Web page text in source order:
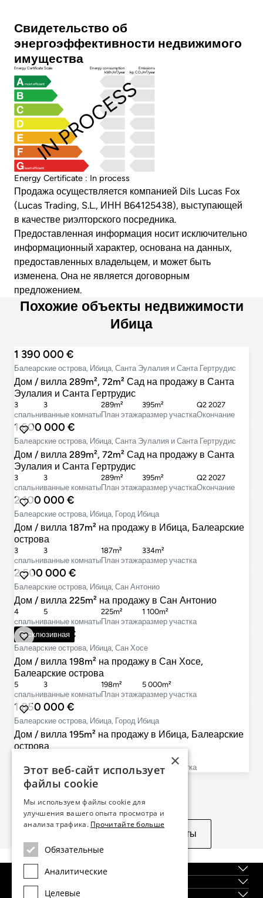
Свидетельство об
энергоэффективности недвижимого
имущества
Energy Certificate Scale
Energy consumption
kWh/m²/year
Emissions
kg CO₂/m²/year
most efficient
least efficient
IN PROCESS
Energy Certificate : In process
Продажа осуществляется компанией Dils Lucas Fox
(Lucas Trading, S.L., ИНН B64125438), выступающей
в качестве риэлторского посредника.
Предоставленная информация носит исключительно
информационный характер, основана на данных,
предоставленных владельцем, и может быть
изменена. Она не является договорным
предложением.
Похожие объекты недвижимости
Ибица
1 390 000 €
Балеарские острова, Ибица, Санта Эулалия и Санта Гертрудис
Дом / вилла 289m², 72m² Сад на продажу в Санта
Эулалия и Санта Гертрудис
cпальни
3
ванные комнаты
3
План этажа
289m²
размер участка
395m²
Окончание
Q2 2027
1 600 000 €
Балеарские острова, Ибица, Санта Эулалия и Санта Гертрудис
Дом / вилла 289m², 72m² Сад на продажу в Санта
Эулалия и Санта Гертрудис
cпальни
3
ванные комнаты
3
План этажа
289m²
размер участка
395m²
Окончание
Q2 2027
2 100 000 €
Балеарские острова, Ибица, Город Ибица
Дом / вилла 187m² на продажу в Ибица, Балеарские
острова
cпальни
3
ванные комнаты
3
План этажа
187m²
размер участка
334m²
2 500 000 €
Балеарские острова, Ибица, Сан Антонио
Дом / вилла 225m² на продажу в Сан Антонио
cпальни
4
ванные комнаты
5
План этажа
225m²
размер участка
1 100m²
Эксклюзивная
2 500 000 €
Балеарские острова, Ибица, Сан Хосе
Дом / вилла 198m² на продажу в Сан Хосе,
Балеарские острова
cпальни
5
ванные комнаты
3
План этажа
198m²
размер участка
5 000m²
1 850 000 €
Балеарские острова, Ибица, Город Ибица
Дом / вилла 195m² на продажу в Ибица, Балеарские
острова
cпальниванные комнаты План этажа размер участка
Не нашли то, что искали?
Посмотреть похожие объекты
Регионы
Новостройки
×
Этот веб-сайт использует
файлы cookie
Мы используем файлы cookie для
улучшения вашего опыта просмотра и
анализа трафика. Прочитайте больше
Обязательные
Аналитические
Целевые